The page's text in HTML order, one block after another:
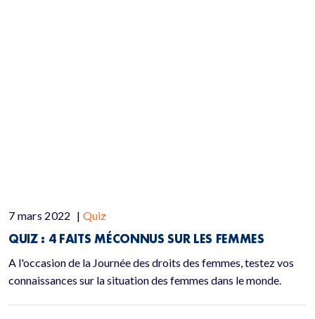
7 mars 2022 | Quiz
QUIZ : 4 FAITS MÉCONNUS SUR LES FEMMES
A l'occasion de la Journée des droits des femmes, testez vos
connaissances sur la situation des femmes dans le monde.